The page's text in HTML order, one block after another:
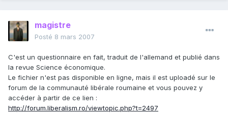
magistre
Posté 8 mars 2007
C'est un questionnaire en fait, traduit de l'allemand et publié dans
la revue Science économique.
Le fichier n'est pas disponible en ligne, mais il est uploadé sur le
forum de la communauté libérale roumaine et vous pouvez y
accéder à partir de ce lien :
http://forum.liberalism.ro/viewtopic.php?t=2497